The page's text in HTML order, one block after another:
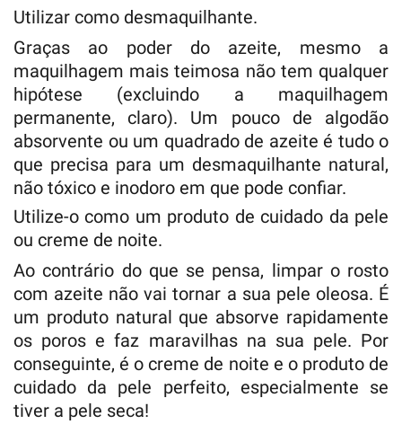
Utilizar como desmaquilhante.
Graças ao poder do azeite, mesmo a
maquilhagem mais teimosa não tem qualquer
hipótese (excluindo a maquilhagem
permanente, claro). Um pouco de algodão
absorvente ou um quadrado de azeite é tudo o
que precisa para um desmaquilhante natural,
não tóxico e inodoro em que pode confiar.
Utilize-o como um produto de cuidado da pele
ou creme de noite.
Ao contrário do que se pensa, limpar o rosto
com azeite não vai tornar a sua pele oleosa. É
um produto natural que absorve rapidamente
os poros e faz maravilhas na sua pele. Por
conseguinte, é o creme de noite e o produto de
cuidado da pele perfeito, especialmente se
tiver a pele seca!